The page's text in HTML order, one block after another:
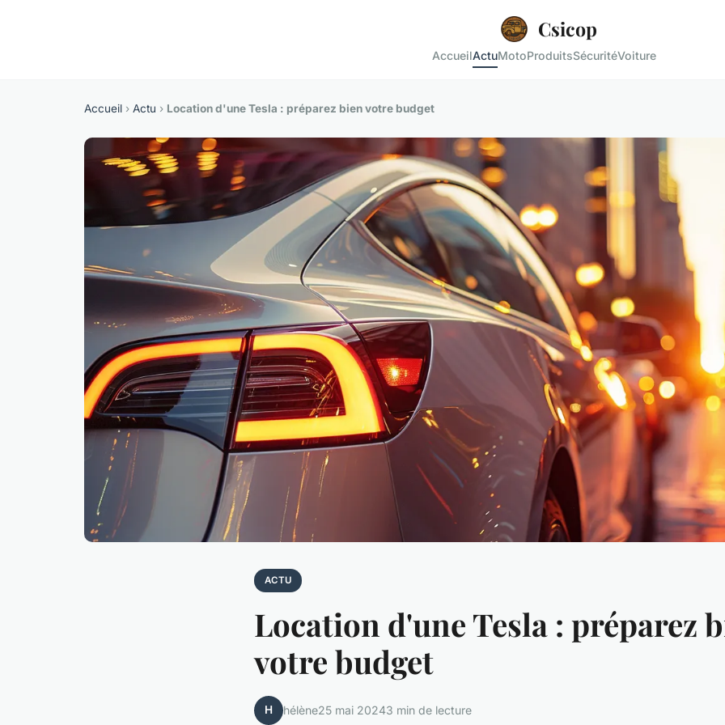
Csicop
AccueilActuMotoProduitsSécuritéVoiture
Accueil › Actu › Location d'une Tesla : préparez bien votre budget
ACTU
Location d'une Tesla : préparez
votre budget
H hélène25 mai 20243 min de lecture